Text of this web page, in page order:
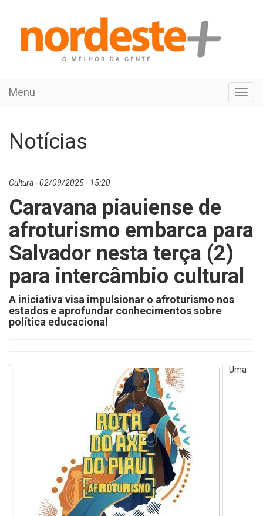
Menu
Notícias
Cultura - 02/09/2025 - 15:20
Caravana piauiense de
afroturismo embarca para
Salvador nesta terça (2)
para intercâmbio cultural
A iniciativa visa impulsionar o afroturismo nos
estados e aprofundar conhecimentos sobre
política educacional
Uma